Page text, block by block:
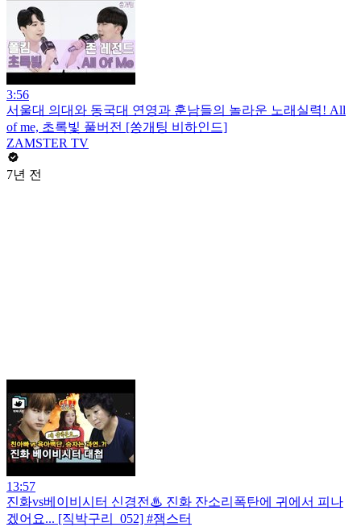
3:56
서울대 의대와 동국대 연영과 훈남들의 놀라운 노래실력! All
of me, 초록빛 풀버전 [쏭개팅 비하인드]
ZAMSTER TV
7년 전
13:57
진화vs베이비시터 신경전♨ 진화 잔소리폭탄에 귀에서 피나
겠어요... [직박구리_052] #잼스터